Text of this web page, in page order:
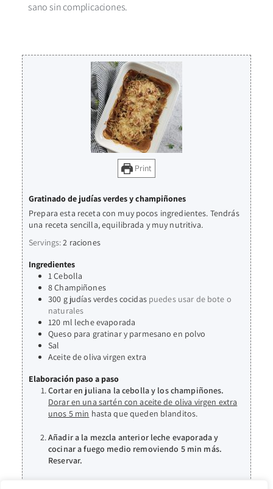
sano sin complicaciones.
Print
Gratinado de judías verdes y champiñones
Prepara esta receta con muy pocos ingredientes. Tendrás
una receta sencilla, equilibrada y muy nutritiva.
Servings:2 raciones
Ingredientes
1Cebolla
8Champiñones
300 g judías verdes cocidas puedes usar de bote o
naturales
120 ml leche evaporada
Queso para gratinar y parmesano en polvo
Sal
Aceite de oliva virgen extra
Elaboración paso a paso
Cortar en juliana la cebolla y los champiñones.
Dorar en una sartén con aceite de oliva virgen extra
unos 5 min hasta que queden blanditos.
Añadir a la mezcla anterior leche evaporada y
cocinar a fuego medio removiendo 5 min más.
Reservar.